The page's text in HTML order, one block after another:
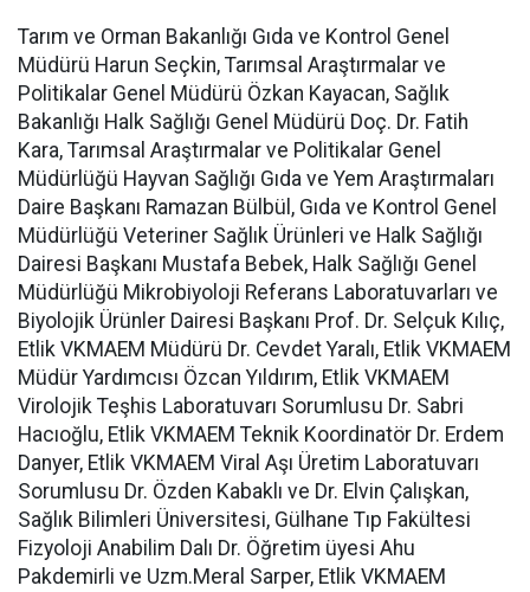
Tarım ve Orman Bakanlığı Gıda ve Kontrol Genel
Müdürü Harun Seçkin, Tarımsal Araştırmalar ve
Politikalar Genel Müdürü Özkan Kayacan, Sağlık
Bakanlığı Halk Sağlığı Genel Müdürü Doç. Dr. Fatih
Kara, Tarımsal Araştırmalar ve Politikalar Genel
Müdürlüğü Hayvan Sağlığı Gıda ve Yem Araştırmaları
Daire Başkanı Ramazan Bülbül, Gıda ve Kontrol Genel
Müdürlüğü Veteriner Sağlık Ürünleri ve Halk Sağlığı
Dairesi Başkanı Mustafa Bebek, Halk Sağlığı Genel
Müdürlüğü Mikrobiyoloji Referans Laboratuvarları ve
Biyolojik Ürünler Dairesi Başkanı Prof. Dr. Selçuk Kılıç,
Etlik VKMAEM Müdürü Dr. Cevdet Yaralı, Etlik VKMAEM
Müdür Yardımcısı Özcan Yıldırım, Etlik VKMAEM
Virolojik Teşhis Laboratuvarı Sorumlusu Dr. Sabri
Hacıoğlu, Etlik VKMAEM Teknik Koordinatör Dr. Erdem
Danyer, Etlik VKMAEM Viral Aşı Üretim Laboratuvarı
Sorumlusu Dr. Özden Kabaklı ve Dr. Elvin Çalışkan,
Sağlık Bilimleri Üniversitesi, Gülhane Tıp Fakültesi
Fizyoloji Anabilim Dalı Dr. Öğretim üyesi Ahu
Pakdemirli ve Uzm.Meral Sarper, Etlik VKMAEM